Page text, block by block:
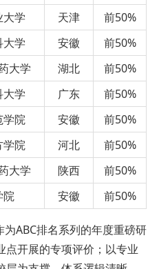
大学 天津
前50%
大学 安徽
前50%
大学 湖北
前50%
大学 广东
前50%
学院 安徽
前50%
学院 河北
前50%
大学 陕西
前50%
院 安徽 前50%
ABC排名系列的年度重磅研
点开展的专项评价；以专业